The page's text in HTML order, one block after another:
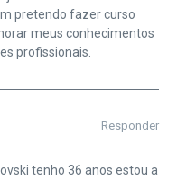
pretendo fazer curso
meus conhecimentos
profissionais.
Responder
tenho 36 anos estou a